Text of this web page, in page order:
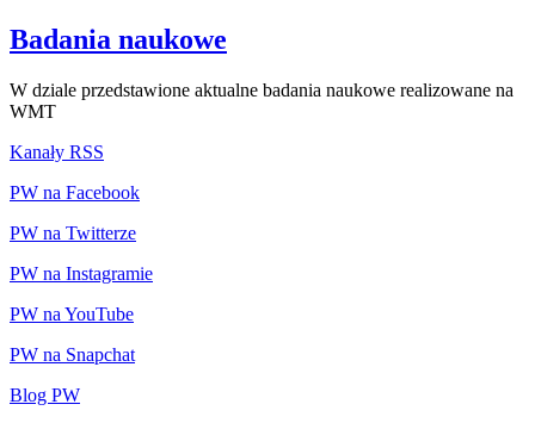
Badania naukowe
W dziale przedstawione aktualne badania naukowe realizowane na
WMT
Kanały RSS
PW na Facebook
PW na Twitterze
PW na Instagramie
PW na YouTube
PW na Snapchat
Blog PW